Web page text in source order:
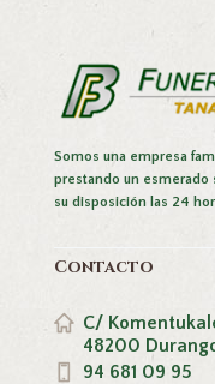
Somos una empresa
prestando un esmerado
su disposición las 24
Contacto
C/
48200
94 681 09 95